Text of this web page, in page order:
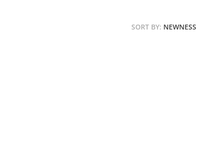
SORT BY: NEWNESS